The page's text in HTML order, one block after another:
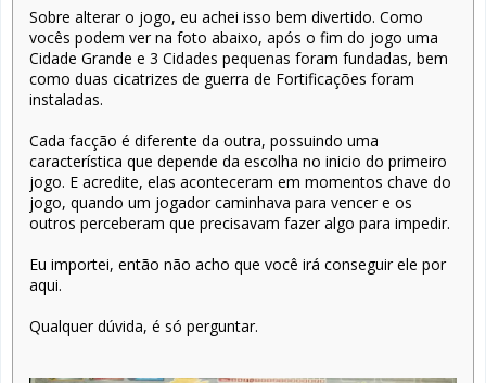
Sobre alterar o jogo, eu achei isso bem divertido. Como
vocês podem ver na foto abaixo, após o fim do jogo uma
Cidade Grande e 3 Cidades pequenas foram fundadas, bem
como duas cicatrizes de guerra de Fortificações foram
instaladas.
Cada facção é diferente da outra, possuindo uma
característica que depende da escolha no inicio do primeiro
jogo. E acredite, elas aconteceram em momentos chave do
jogo, quando um jogador caminhava para vencer e os
outros perceberam que precisavam fazer algo para impedir.
Eu importei, então não acho que você irá conseguir ele por
aqui.
Qualquer dúvida, é só perguntar.